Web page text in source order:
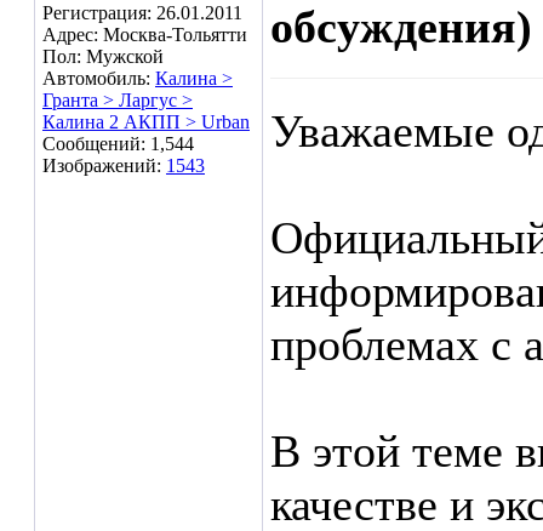
Регистрация: 26.01.2011
Адрес: Москва-Тольятти
Пол: Мужской
Автомобиль: Калина >
Гранта > Ларгус >
Калина 2 АКПП > Urban
Сообщений: 1,544
Изображений: 1543
обсуждения)
Уважаемые
проблемах с
В этой теме
качестве и